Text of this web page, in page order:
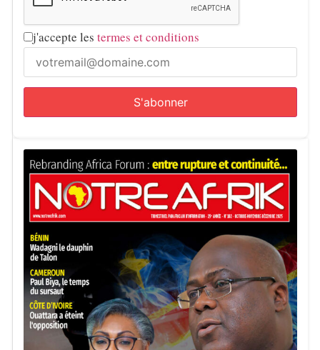
j'accepte les termes et conditions